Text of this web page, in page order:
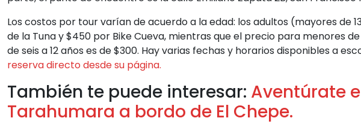
Los costos por tour varían de acuerdo a la edad: los adultos (mayores de
de la Tuna y $450 por Bike Cueva, mientras que el precio para menores
de seis a 12 años es de $300. Hay varias fechas y horarios disponibles a
reserva directo desde su página.
También te puede interesar: Aventúrate
Tarahumara a bordo de El Chepe.